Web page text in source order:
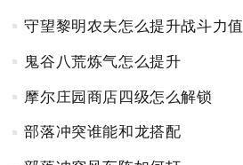
守望黎明农夫怎么提升战斗力值
鬼谷八荒炼气怎么提升
摩尔庄园商店四级怎么解锁
部落冲突谁能和龙搭配